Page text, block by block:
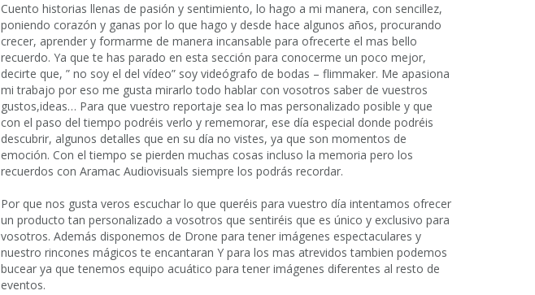
Cuento historias llenas de pasión y sentimiento, lo hago a mi manera, con sencillez,
poniendo corazón y ganas por lo que hago y desde hace algunos años, procurando
crecer, aprender y formarme de manera incansable para ofrecerte el mas bello
recuerdo. Ya que te has parado en esta sección para conocerme un poco mejor,
decirte que, ” no soy el del vídeo” soy videógrafo de bodas – flimmaker. Me apasiona
mi trabajo por eso me gusta mirarlo todo hablar con vosotros saber de vuestros
gustos,ideas… Para que vuestro reportaje sea lo mas personalizado posible y que
con el paso del tiempo podréis verlo y rememorar, ese día especial donde podréis
descubrir, algunos detalles que en su día no vistes, ya que son momentos de
emoción. Con el tiempo se pierden muchas cosas incluso la memoria pero los
recuerdos con Aramac Audiovisuals siempre los podrás recordar.
Por que nos gusta veros escuchar lo que queréis para vuestro día intentamos ofrecer
un producto tan personalizado a vosotros que sentiréis que es único y exclusivo para
vosotros. Además disponemos de Drone para tener imágenes espectaculares y
nuestro rincones mágicos te encantaran Y para los mas atrevidos tambien podemos
bucear ya que tenemos equipo acuático para tener imágenes diferentes al resto de
eventos.